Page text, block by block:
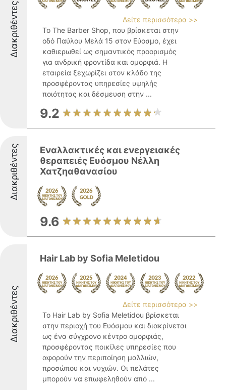
Διακριθέντες
Δείτε περισσότερα >>
Το The Barber Shop, που βρίσκεται στην
οδό Παύλου Μελά 15 στον Εύοσμο, έχει
καθιερωθεί ως σημαντικός προορισμός
για ανδρική φροντίδα και ομορφιά. Η
εταιρεία ξεχωρίζει στον κλάδο της
προσφέροντας υπηρεσίες υψηλής
ποιότητας και δέσμευση στην ...
9.2
Διακριθέντες
Εναλλακτικές και ενεργειακές
θεραπειές Ευόσμου Νέλλη
Χατζηαθανασίου
9.6
Διακριθέντες
Hair Lab by Sofia Meletidou
Δείτε περισσότερα >>
Το Hair Lab by Sofia Meletidou βρίσκεται
στην περιοχή του Ευόσμου και διακρίνεται
ως ένα σύγχρονο κέντρο ομορφιάς,
προσφέροντας ποικίλες υπηρεσίες που
αφορούν την περιποίηση μαλλιών,
προσώπου και νυχιών. Οι πελάτες
μπορούν να επωφεληθούν από ...